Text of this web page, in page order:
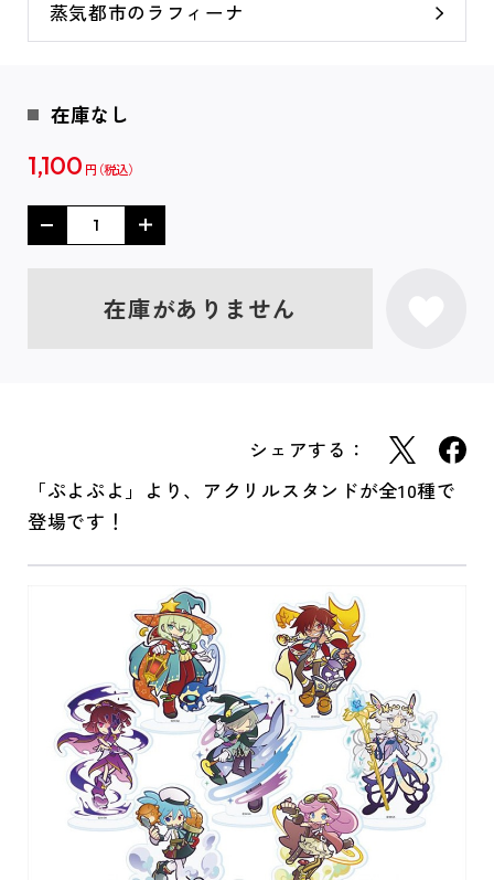
蒸気都市のラフィーナ
在庫なし
1,100 円
在庫がありません
シェアする：
「ぷよぷよ」より、アクリルスタンドが全10種で
登場です！